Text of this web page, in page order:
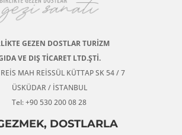
GEZEN DOSTLAR TURİZM
VE DIŞ TİCARET LTD.ŞTİ.
MAH REİSSÜL KÜTTAP SK 54 / 7
ÜSKÜDAR / İSTANBUL
Tel: +90 530 200 08 28
DOSTLARLA